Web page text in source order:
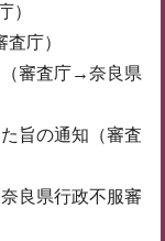
）
庁）
（審査庁→奈良県
旨の通知（審査
良県行政不服審